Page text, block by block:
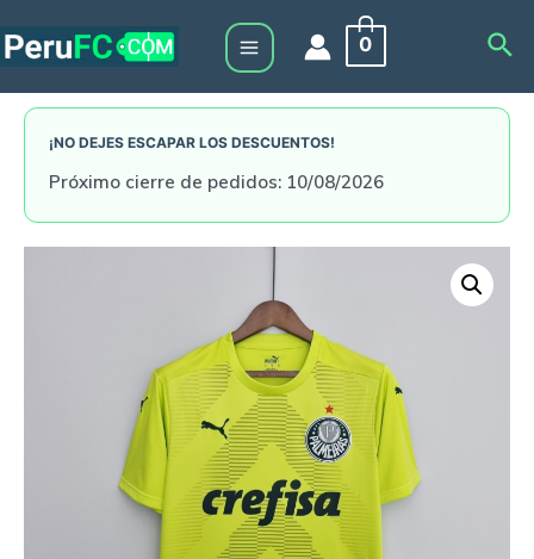
to
Main
Menu
0
¡NO DEJES ESCAPAR LOS DESCUENTOS!
Próximo cierre de pedidos: 10/08/2026